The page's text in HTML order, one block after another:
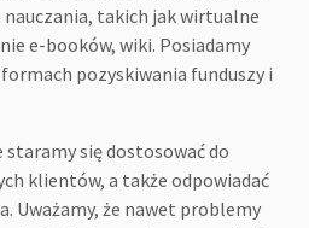
takich jak wirtualne
e-booków, wiki. Posiadamy
pozyskiwania funduszy i
się dostosować do
klientów, a także odpowiadać
Uważamy, że nawet problemy